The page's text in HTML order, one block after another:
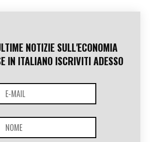
NOTIZIE SULL'ECONOMIA
IN ITALIANO ISCRIVITI ADESSO